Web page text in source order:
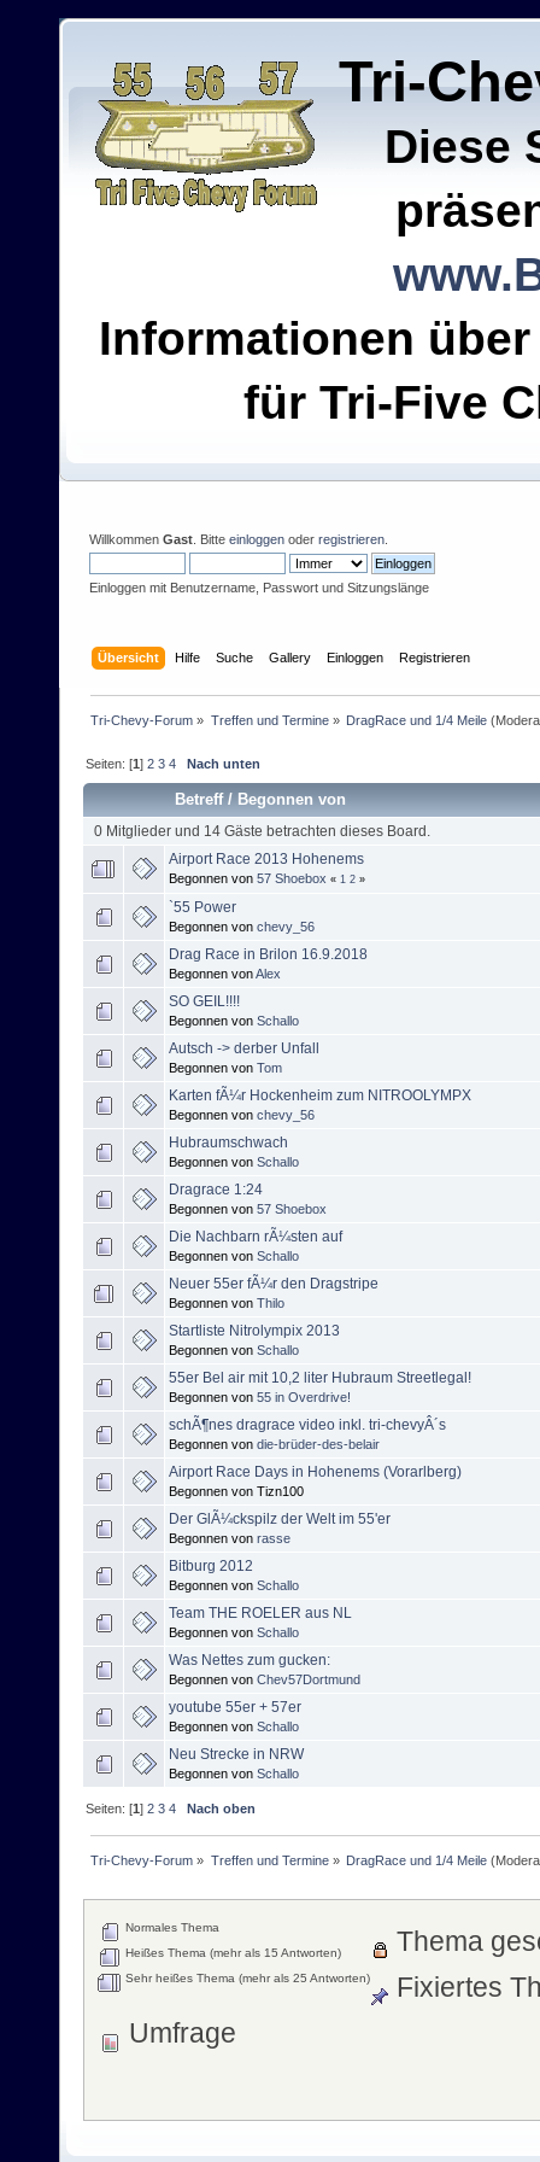
Tri-
Diese
Informationen
für Tri-Five
Willkommen Gast . Bitte einloggen oder registrieren
Einloggen mit Benutzername, Passwort und Sitzungslänge
Übersicht Hilfe Suche Gallery Einloggen Registrieren
Tri-Chevy-Forum » Treffen und Termine» DragRace und 1/4 Meile
Seiten: [1]2 3 4 Nach unten
Betreff/ Begonnen von
0 Mitglieder und 14 Gäste betrachten dieses Board.
Airport Race 2013 Hohenems
Begonnen von 57 Shoebox « 1 2 »
`55 Power
Begonnen von chevy_56
Drag Race in Brilon 16.9.2018
Begonnen vonAlex
SO GEIL!!!!
Begonnen von Schallo
Autsch -> derber Unfall
Begonnen von Tom
Karten fÃ¼r Hockenheim zum NITROOLYMPX
Begonnen von chevy_56
Hubraumschwach
Begonnen von Schallo
Dragrace 1:24
Begonnen von 57 Shoebox
Die Nachbarn rÃ¼sten auf
Begonnen von Schallo
Neuer 55er fÃ¼r den Dragstripe
Begonnen von Thilo
Startliste Nitrolympix 2013
Begonnen von Schallo
55er Bel air mit 10,2 liter Hubraum Streetlegal!
Begonnen von 55 in Overdrive!
schÃ¶nes dragrace video inkl. tri-chevyÂ´s
Begonnen von die-brüder-des-belair
Airport Race Days in Hohenems (Vorarlberg)
Begonnen von Tizn100
Der GlÃ¼ckspilz der Welt im 55'er
Begonnen von rasse
Bitburg 2012
Begonnen von Schallo
Team THE ROELER aus NL
Begonnen von Schallo
Was Nettes zum gucken:
Begonnen von Chev57Dortmund
youtube 55er + 57er
Begonnen von Schallo
Neu Strecke in NRW
Begonnen von Schallo
Seiten: [1]2 3 4 Nach oben
Tri-Chevy-Forum » Treffen und Termine» DragRace und 1/4 Meile
Normales Thema
Heißes Thema (mehr als 15 Antworten)
Sehr heißes Thema (mehr als 25 Antworten)
Thema
Fixiertes
Umfrage